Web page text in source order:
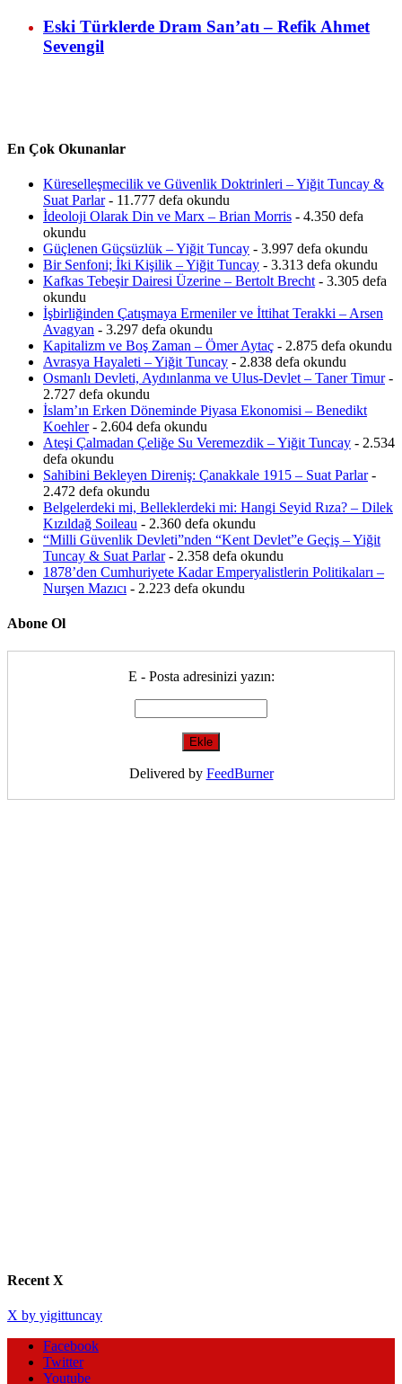
Eski Türklerde Dram San’atı – Refik Ahmet
Sevengil
En Çok Okunanlar
Küreselleşmecilik ve Güvenlik Doktrinleri – Yiğit Tuncay &
Suat Parlar- 11.777 defa okundu
İdeoloji Olarak Din ve Marx – Brian Morris - 4.350 defa
okundu
Güçlenen Güçsüzlük – Yiğit Tuncay - 3.997 defa okundu
Bir Senfoni; İki Kişilik – Yiğit Tuncay - 3.313 defa okundu
Kafkas Tebeşir Dairesi Üzerine – Bertolt Brecht - 3.305 defa
okundu
İşbirliğinden Çatışmaya Ermeniler ve İttihat Terakki – Arsen
Avagyan - 3.297 defa okundu
Kapitalizm ve Boş Zaman – Ömer Aytaç - 2.875 defa okundu
Avrasya Hayaleti – Yiğit Tuncay - 2.838 defa okundu
Osmanlı Devleti, Aydınlanma ve Ulus-Devlet – Taner Timur-
2.727 defa okundu
İslam’ın Erken Döneminde Piyasa Ekonomisi – Benedikt
Koehler- 2.604 defa okundu
Ateşi Çalmadan Çeliğe Su Veremezdik – Yiğit Tuncay - 2.534
defa okundu
Sahibini Bekleyen Direniş: Çanakkale 1915 – Suat Parlar-
2.472 defa okundu
Belgelerdeki mi, Belleklerdeki mi: Hangi Seyid Rıza? – Dilek
Kızıldağ Soileau - 2.360 defa okundu
“Milli Güvenlik Devleti”nden “Kent Devlet”e Geçiş – Yiğit
Tuncay & Suat Parlar- 2.358 defa okundu
1878’den Cumhuriyete Kadar Emperyalistlerin Politikaları –
Nurşen Mazıcı - 2.223 defa okundu
Abone Ol
E - Posta adresinizi yazın:
Delivered by FeedBurner
Recent X
X by yigittuncay
Facebook
Twitter
Youtube